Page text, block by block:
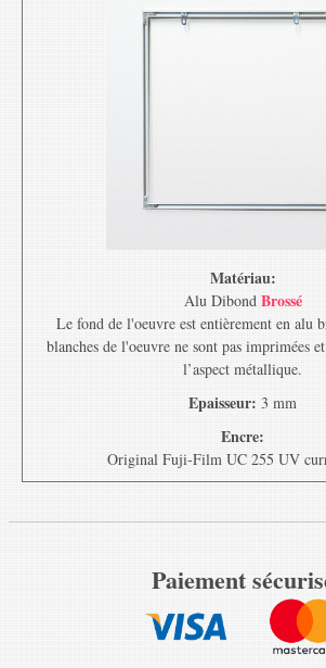
Matériau:
Alu Dibond Brossé
Le fond de l'oeuvre est entièrement en alu
blanches de l'oeuvre ne sont pas imprimées
l’aspect métallique.
Epaisseur: 3 mm
Encre:
Original Fuji-Film UC 255 UV
Paiement